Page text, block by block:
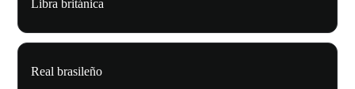
Libra británica
Real brasileño